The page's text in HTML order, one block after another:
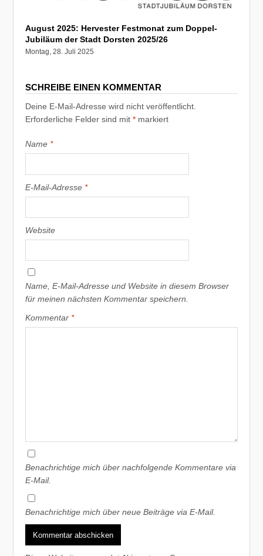
August 2025: Hervester Festmonat zum Doppel-
Jubiläum der Stadt Dorsten 2025/26
Montag, 28. Juli 2025
SCHREIBE EINEN KOMMENTAR
Deine E-Mail-Adresse wird nicht veröffentlicht.
Erforderliche Felder sind mit* markiert
Name *
E-Mail-Adresse *
Website
Name, E-Mail-Adresse und Website in diesem Browser
für meinen nächsten Kommentar speichern.
Kommentar *
Benachrichtige mich über nachfolgende Kommentare via
E-Mail.
Benachrichtige mich über neue Beiträge via E-Mail.